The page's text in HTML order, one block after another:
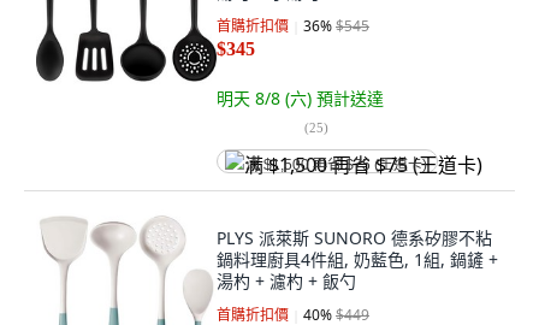
首購折扣價 36%$545
$345
明天 8/8 (六) 預計送達
(25)
满 $1,500 再省 $75 (王道卡)
PLYS 派萊斯 SUNORO 德系矽膠不粘
鍋料理廚具4件組, 奶藍色, 1組, 鍋鏟 +
湯杓 + 濾杓 + 飯勺
首購折扣價 40%$449